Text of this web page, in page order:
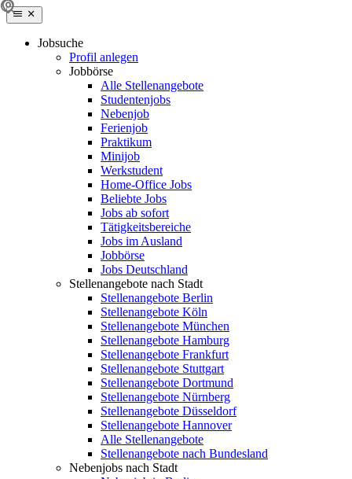
Jobsuche
Profil anlegen
Jobbörse
Alle Stellenangebote
Studentenjobs
Nebenjob
Ferienjob
Praktikum
Minijob
Werkstudent
Home-Office Jobs
Beliebte Jobs
Jobs ab sofort
Tätigkeitsbereiche
Jobs im Ausland
Jobbörse
Jobs Deutschland
Stellenangebote nach Stadt
Stellenangebote Berlin
Stellenangebote Köln
Stellenangebote München
Stellenangebote Hamburg
Stellenangebote Frankfurt
Stellenangebote Stuttgart
Stellenangebote Dortmund
Stellenangebote Nürnberg
Stellenangebote Düsseldorf
Stellenangebote Hannover
Alle Stellenangebote
Stellenangebote nach Bundesland
Nebenjobs nach Stadt